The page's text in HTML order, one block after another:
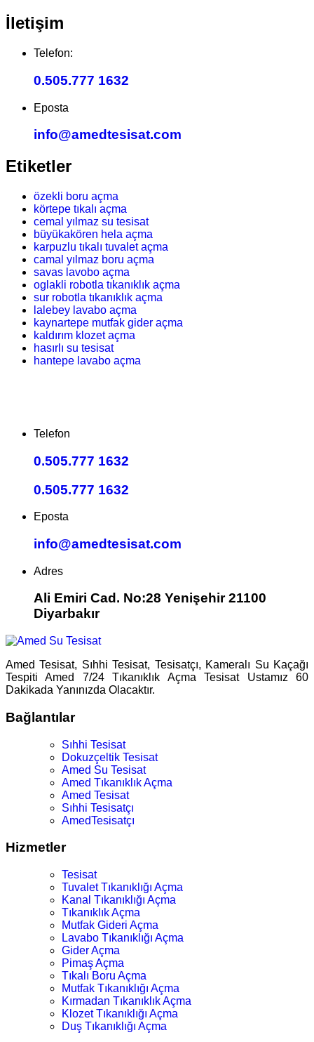
İletişim
Telefon:
0.505.777 1632
Eposta
info@amedtesisat.com
Etiketler
özekli boru açma
körtepe tıkalı açma
cemal yılmaz su tesisat
büyükakören hela açma
karpuzlu tıkalı tuvalet açma
camal yılmaz boru açma
savas lavobo açma
oglakli robotla tıkanıklık açma
sur robotla tıkanıklık açma
lalebey lavabo açma
kaynartepe mutfak gider açma
kaldırım klozet açma
hasırlı su tesisat
hantepe lavabo açma
Telefon
0.505.777 1632
0.505.777 1632
Eposta
info@amedtesisat.com
Adres
Ali Emiri Cad. No:28 Yenişehir 21100
Diyarbakır
Amed Tesisat, Sıhhi Tesisat, Tesisatçı, Kameralı Su Kaçağı
Tespiti Amed 7/24 Tıkanıklık Açma Tesisat Ustamız 60
Dakikada Yanınızda Olacaktır.
Bağlantılar
Sıhhi Tesisat
Dokuzçeltik Tesisat
Amed Su Tesisat
Amed Tıkanıklık Açma
Amed Tesisat
Sıhhi Tesisatçı
AmedTesisatçı
Hizmetler
Tesisat
Tuvalet Tıkanıklığı Açma
Kanal Tıkanıklığı Açma
Tıkanıklık Açma
Mutfak Gideri Açma
Lavabo Tıkanıklığı Açma
Gider Açma
Pimaş Açma
Tıkalı Boru Açma
Mutfak Tıkanıklığı Açma
Kırmadan Tıkanıklık Açma
Klozet Tıkanıklığı Açma
Duş Tıkanıklığı Açma